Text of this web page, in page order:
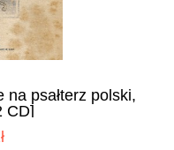
na psałterz polski,
CD]